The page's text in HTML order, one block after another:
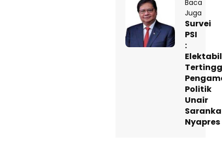
Baca
Juga
Survei
PSI
:
Politik
Unair
Nyapres